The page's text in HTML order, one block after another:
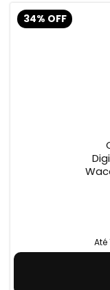
34% OFF
Até